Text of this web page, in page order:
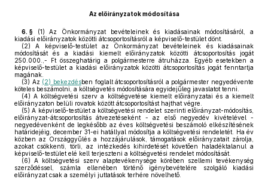
Az előirányzatok módosítása
6. § (1) Az Önkormányzat bevételeinek és kiadásainak módosításáról, a
kiadási előirányzatok közötti átcsoportosításról a képviselő-testület dönt.
(2) A képviselő-testület az Önkormányzat bevételeinek és kiadásainak
módosítását és a kiadási kiemelt előirányzatok közötti átcsoportosítás jogát
250.000.,- Ft összeghatárig a polgármesterre átruházza. Egyéb esetekben a
képviselő-testület a kiadási előirányzatok közötti átcsoportosítás jogát fenntartja
magának.
(3) Az (2) bekezdésben foglalt átcsoportosításról a polgármester negyedévente
köteles beszámolni, a költségvetés módosítására egyidejűleg javaslatot tenni.
(4) A költségvetési szerv a költségvetése kiemelt előirányzatai és a kiemelt
előirányzaton belüli rovatok között átcsoportosítást hajthat végre.
(5) A képviselő-testület a költségvetési rendelet szerinti előirányzat-módosítás,
előirányzat-átcsoportosítás átvezetéseként - az első negyedév kivételével -
negyedévenként de legkésőbb az éves költségvetési beszámoló elkészítésének
határidejéig, december 31-ei hatállyal módosítja a költségvetési rendeletét. Ha év
közben az Országgyűlés a hozzájárulások, támogatások előirányzatait zárolja,
azokat csökkenti, törli, az intézkedés kihirdetését követően haladéktalanul a
képviselő-testület elé kell terjeszteni a költségvetési rendelet módosítását.
(6) A költségvetési szerv alaptevékenysége körében szellemi tevékenység
szerződéssel, számla ellenében történő igénybevételére szolgáló kiadási
előirányzat csak a személyi juttatások terhére növelhető.